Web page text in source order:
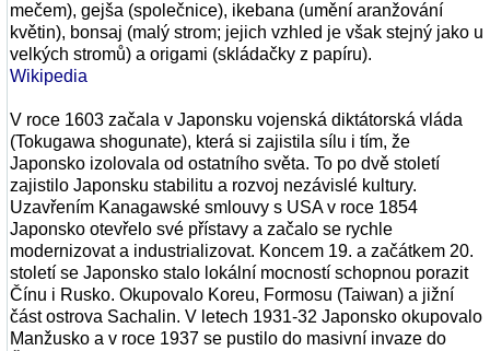
mečem), gejša (společnice), ikebana (umění aranžování
květin), bonsaj (malý strom; jejich vzhled je však stejný jako u
velkých stromů) a origami (skládačky z papíru).
Wikipedia
V roce 1603 začala v Japonsku vojenská diktátorská vláda
(Tokugawa shogunate), která si zajistila sílu i tím, že
Japonsko izolovala od ostatního světa. To po dvě století
zajistilo Japonsku stabilitu a rozvoj nezávislé kultury.
Uzavřením Kanagawské smlouvy s USA v roce 1854
Japonsko otevřelo své přístavy a začalo se rychle
modernizovat a industrializovat. Koncem 19. a začátkem 20.
století se Japonsko stalo lokální mocností schopnou porazit
Čínu i Rusko. Okupovalo Koreu, Formosu (Taiwan) a jižní
část ostrova Sachalin. V letech 1931-32 Japonsko okupovalo
Manžusko a v roce 1937 se pustilo do masivní invaze do